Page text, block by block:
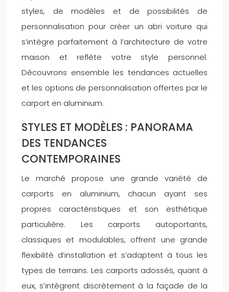
styles, de modèles et de possibilités de
personnalisation pour créer un abri voiture qui
s’intègre parfaitement à l’architecture de votre
maison et reflète votre style personnel.
Découvrons ensemble les tendances actuelles
et les options de personnalisation offertes par le
carport en aluminium.
STYLES ET MODÈLES : PANORAMA
DES TENDANCES
CONTEMPORAINES
Le marché propose une grande variété de
carports en aluminium, chacun ayant ses
propres caractéristiques et son esthétique
particulière. Les carports autoportants,
classiques et modulables, offrent une grande
flexibilité d’installation et s’adaptent à tous les
types de terrains. Les carports adossés, quant à
eux, s’intègrent discrètement à la façade de la